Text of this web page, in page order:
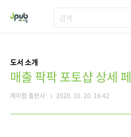
도서 소개
매출 팍팍 포토샵 상세
제이펍 출판사 2020. 10. 20. 16:42